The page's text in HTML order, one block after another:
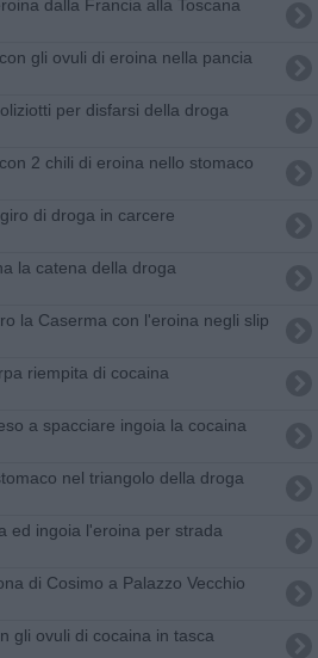
dalla Francia alla Toscana
gli ovuli di eroina nella pancia
per disfarsi della droga
2 chili di eroina nello stomaco
di droga in carcere
la catena della droga
la Caserma con l'eroina negli slip
riempita di cocaina
a spacciare ingoia la cocaina
nel triangolo della droga
ed ingoia l'eroina per strada
di Cosimo a Palazzo Vecchio
gli ovuli di cocaina in tasca